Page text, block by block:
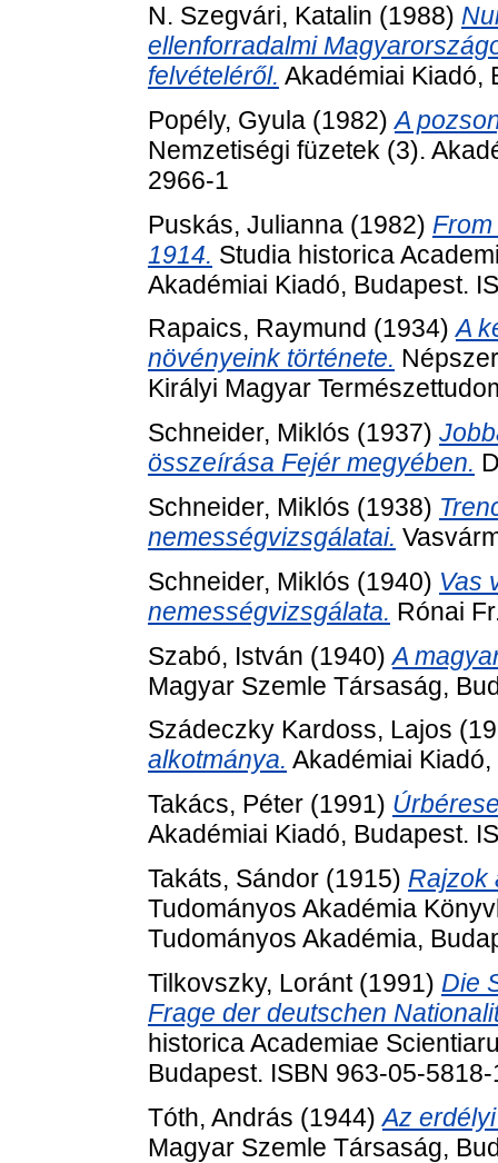
N. Szegvári, Katalin (1988)
ellenforradalmi
felvételéről. Akadémiai Kiadó,
Popély, Gyula (1982)A
Nemzetiségi füzetek (3).
2966-1
Puskás, Julianna (1982)
1914. Studia historica
Akadémiai Kiadó, Budapest.
Rapaics, Raymund (1934)A
növényeink története.
Királyi Magyar
Schneider, Miklós (1937)
összeírása Fejér megyében.
Schneider, Miklós (1938)
nemességvizsgálatai.
Schneider, Miklós (1940) Vas
nemességvizsgálata. Rónai
Szabó, István (1940)A
Magyar Szemle Társaság,
Szádeczky Kardoss, Lajos
alkotmánya. Akadémiai
Takács, Péter (1991)
Akadémiai Kiadó, Budapest.
Takáts, Sándor (1915) Rajzok
Tudományos Akadémia
Tudományos Akadémia,
Tilkovszky, Loránt(1991) Die
Frage der deutschen
historica Academiae
Budapest. ISBN 963-05-5818-
Tóth, András (1944)Az
Magyar Szemle Társaság,